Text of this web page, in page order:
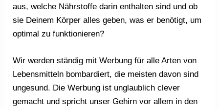
aus, welche Nährstoffe darin enthalten sind und ob
sie Deinem Körper alles geben, was er benötigt, um
optimal zu funktionieren?
Wir werden ständig mit Werbung für alle Arten von
Lebensmitteln bombardiert, die meisten davon sind
ungesund. Die Werbung ist unglaublich clever
gemacht und spricht unser Gehirn vor allem in den